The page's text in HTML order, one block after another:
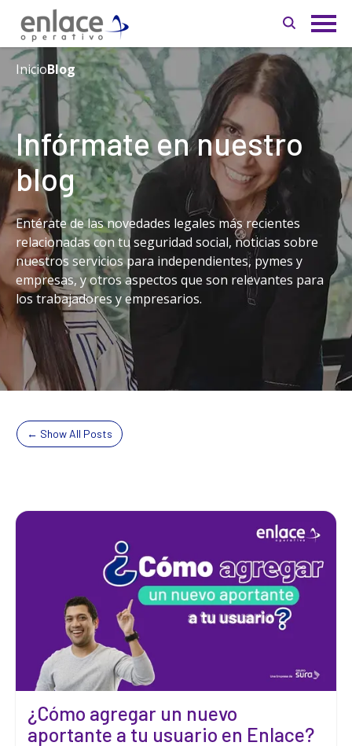
InicioBlog
Infórmate en nuestro
blog
Entérate de las novedades legales más recientes
relacionadas con tu seguridad social, noticias sobre
nuestros servicios para independientes, pymes y
empresas, y otros aspectos que son relevantes para
los trabajadores y empresarios.
← Show All Posts
¿Cómo agregar un nuevo
aportante a tu usuario en Enlace?